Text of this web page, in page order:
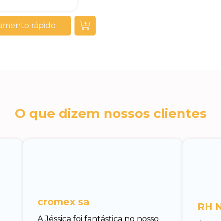
rápido
O que dizem nossos clientes
A Jéssica foi fantástica no nosso
cromex sa RH